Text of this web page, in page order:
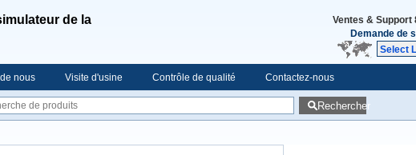
de la
Ventes & Support
Demande de
Select
nous Visite d'usine Contrôle de qualité Contactez-nous
Rechercher